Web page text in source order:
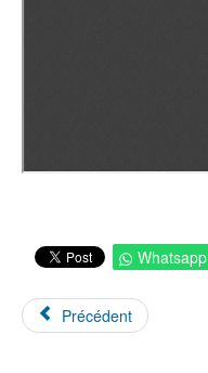
Whatsapp
Précédent